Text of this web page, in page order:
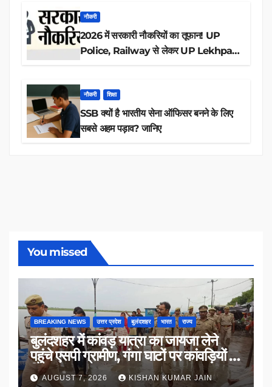
नौकरी
2026 में सरकारी नौकरियों का तूफान! UP
Police, Railway से लेकर UP Lekhpal
नौकरी शिक्षा
SSB क्यों है भारतीय सेना ऑफिसर बनने के लिए
सबसे अहम पड़ाव? जानिए
You missed
BREAKING NEWS उत्तर प्रदेश बुलंदशहर भारत राज्य
बुलंदशहर में कांवड़ यात्रा का जायजा लेने
पहुंचे एसपी ग्रामीण, गंगा घाटों पर कांवड़ियों से
किया संवाद
AUGUST 7, 2026 KISHAN KUMAR JAIN